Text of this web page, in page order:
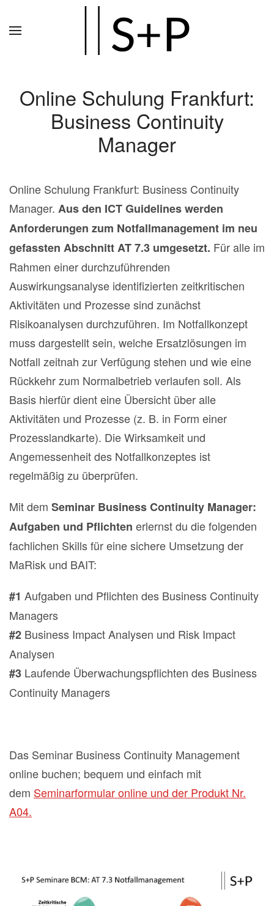
Online Schulung Frankfurt:
Business Continuity
Manager
Online Schulung Frankfurt: Business Continuity
Manager. Aus den ICT Guidelines werden
Anforderungen zum Notfallmanagement im neu
gefassten Abschnitt AT 7.3 umgesetzt. Für alle im
Rahmen einer durchzuführenden
Auswirkungsanalyse identifizierten zeitkritischen
Aktivitäten und Prozesse sind zunächst
Risikoanalysen durchzuführen. Im Notfallkonzept
muss dargestellt sein, welche Ersatzlösungen im
Notfall zeitnah zur Verfügung stehen und wie eine
Rückkehr zum Normalbetrieb verlaufen soll. Als
Basis hierfür dient eine Übersicht über alle
Aktivitäten und Prozesse (z. B. in Form einer
Prozesslandkarte). Die Wirksamkeit und
Angemessenheit des Notfallkonzeptes ist
regelmäßig zu überprüfen.
Mit dem Seminar Business Continuity Manager:
Aufgaben und Pflichten erlernst du die folgenden
fachlichen Skills für eine sichere Umsetzung der
MaRisk und BAIT:
#1 Aufgaben und Pflichten des Business Continuity
Managers
#2 Business Impact Analysen und Risk Impact
Analysen
#3 Laufende Überwachungspflichten des Business
Continuity Managers
Das Seminar Business Continuity Management
online buchen; bequem und einfach mit
dem Seminarformular online und der Produkt Nr.
A04.